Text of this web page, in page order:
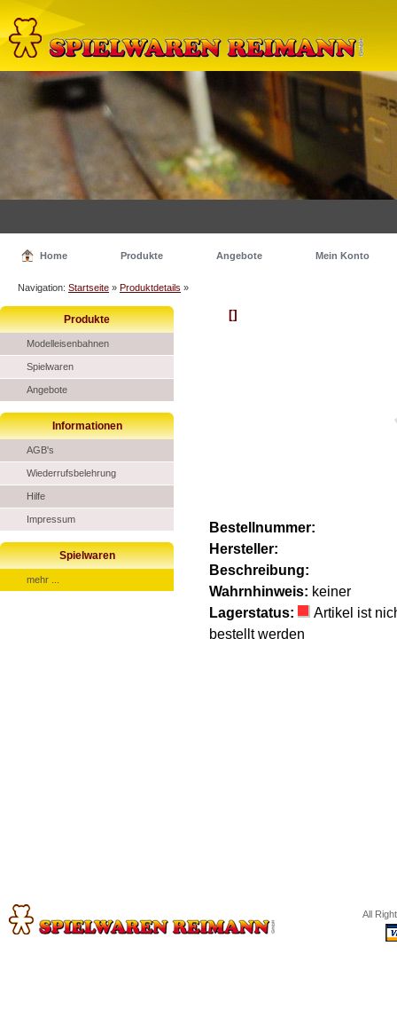
Home Produkte Angebote Mein Konto
Navigation: Startseite » Produktdetails »
Produkte
Modelleisenbahnen
Spielwaren
Angebote
Informationen
AGB's
Wiederrufsbelehrung
Hilfe
Impressum
Spielwaren
mehr ...
[]
Bestellnummer:
Hersteller:
Beschreibung:
Wahrnhinweis: keiner
Lagerstatus:
Artikel ist
bestellt werden
All